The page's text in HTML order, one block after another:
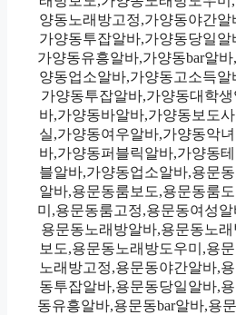
양동노래방고정,가양동야간알
가양동투잡알바,가양동당일알
가양동유흥알바,가양동bar알바
양동업소알바,가양동고소득알
가양동투잡알바,가양동대학생
바,가양동바알바,가양동보도
실,가양동여우알바,가양동악
바,가양동퍼블릭알바,가양동테
블알바,가양동업소알바,용문
알바,용문동룸보도,용문동룸
미,용문동룸고정,용문동여성알
용문동노래방알바,용문동노래
보도,용문동노래방도우미,용
노래방고정,용문동야간알바,
동투잡알바,용문동당일알바,
동유흥알바,용문동bar알바,용